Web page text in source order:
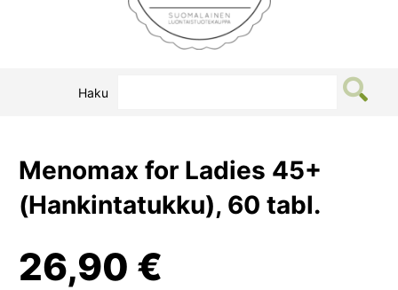
Haku
Menomax for Ladies 45+
(Hankintatukku), 60 tabl.
26,90 €